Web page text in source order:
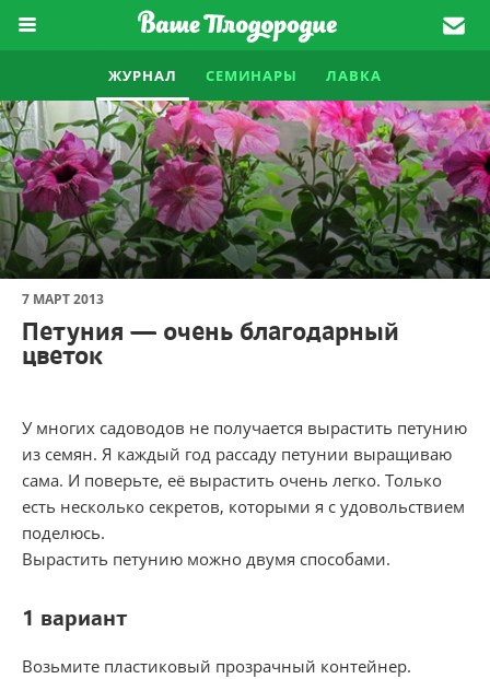
ЖУРНАЛ СЕМИНАРЫ ЛАВКА
7 МАРТ 2013
Петуния — очень благодарный
цветок
У многих садоводов не получается вырастить петунию
из семян. Я каждый год рассаду петунии выращиваю
сама. И поверьте, её вырастить очень легко. Только
есть несколько секретов, которыми я с удовольствием
поделюсь.
Вырастить петунию можно двумя способами.
1 вариант
Возьмите пластиковый прозрачный контейнер.